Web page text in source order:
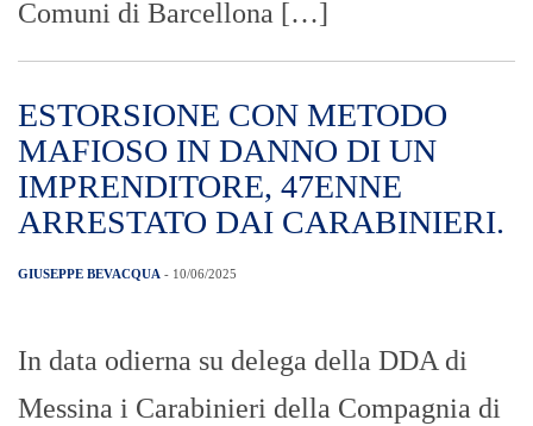
Comuni di Barcellona […]
ESTORSIONE CON METODO
MAFIOSO IN DANNO DI UN
IMPRENDITORE, 47ENNE
ARRESTATO DAI CARABINIERI.
GIUSEPPE BEVACQUA - 10/06/2025
In data odierna su delega della DDA di
Messina i Carabinieri della Compagnia di